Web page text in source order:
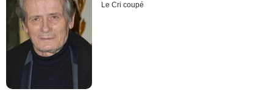
Le Cri coupé